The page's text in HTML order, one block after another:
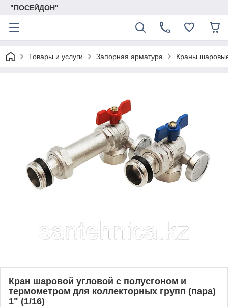
"ПОСЕЙДОН"
Товары и услуги Запорная арматура Краны
Кран шаровой угловой с полусгоном и
термометром для коллекторных групп (пара)
1" (1/16)